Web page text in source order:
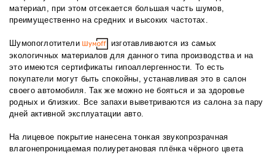
материал, при этом отсекается большая часть шумов,
преимущественно на средних и высоких частотах.
Шумопоглотители
изготавливаются из самых
экологичных материалов для данного типа производства и на
это имеются сертификаты гипоаллергенности. То есть
покупатели могут быть спокойны, устанавливая это в салон
своего автомобиля. Так же можно не бояться и за здоровье
родных и близких. Все запахи выветриваются из салона за пару
дней активной эксплуатации авто.
На лицевое покрытие нанесена тонкая звукопрозрачная
влагонепроницаемая полиуретановая плёнка чёрного цвета